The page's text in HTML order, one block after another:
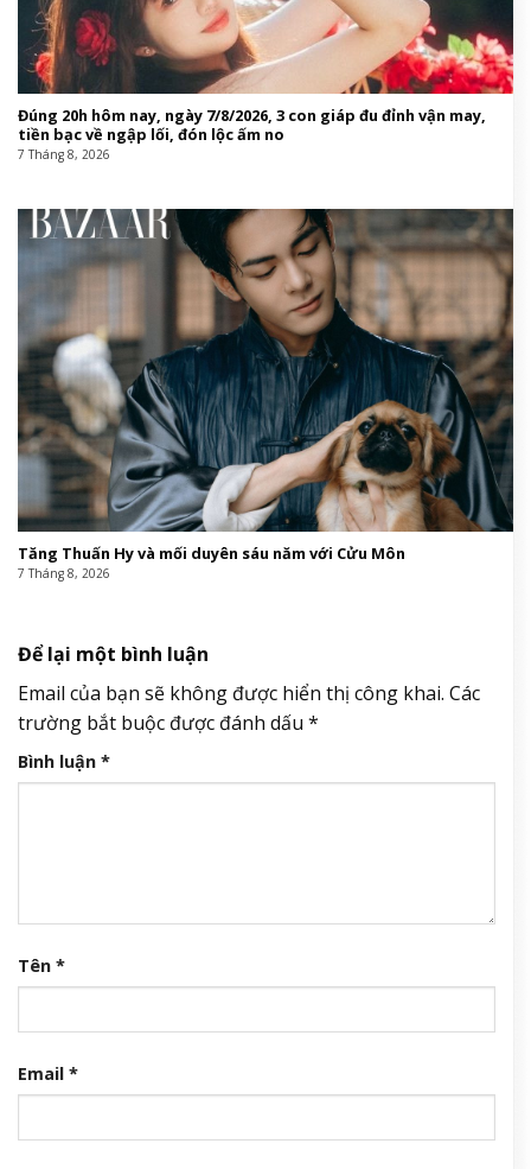
Đúng 20h hôm nay, ngày 7/8/2026, 3 con giáp đu đỉnh vận may,
tiền bạc về ngập lối, đón lộc ấm no
7 Tháng 8, 2026
Tăng Thuấn Hy và mối duyên sáu năm với Cửu Môn
7 Tháng 8, 2026
Để lại một bình luận
Email của bạn sẽ không được hiển thị công khai. Các
trường bắt buộc được đánh dấu *
Bình luận *
Tên *
Email *